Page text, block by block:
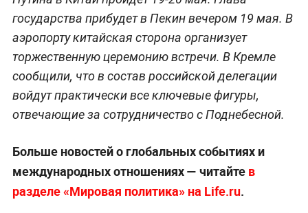
государства прибудет в Пекин вечером 19 мая. В
аэропорту китайская сторона организует
торжественную церемонию встречи. В Кремле
сообщили, что в состав российской делегации
войдут практически все ключевые фигуры,
отвечающие за сотрудничество с Поднебесной.
Больше новостей о глобальных событиях и
международных отношениях — читайте в
разделе «Мировая политика» на Life.ru.